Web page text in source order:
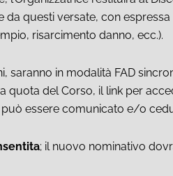
da questi versate, con
risarcimento danno, ecc.).
saranno in modalità FAD
quota del Corso, il link per
essere comunicato e/o
; il nuovo nominativo